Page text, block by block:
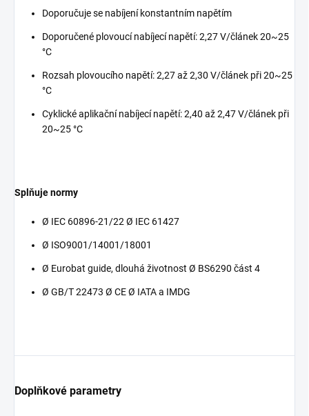
Doporučuje se nabíjení konstantním napětím
Doporučené plovoucí nabíjecí napětí: 2,27 V/článek 20~25
°C
Rozsah plovoucího napětí: 2,27 až 2,30 V/článek při 20~25
°C
Cyklické aplikační nabíjecí napětí: 2,40 až 2,47 V/článek při
20~25 °C
Splňuje normy
Ø IEC 60896-21/22 Ø IEC 61427
Ø ISO9001/14001/18001
Ø Eurobat guide, dlouhá životnost Ø BS6290 část 4
Ø GB/T 22473 Ø CE Ø IATA a IMDG
Doplňkové parametry